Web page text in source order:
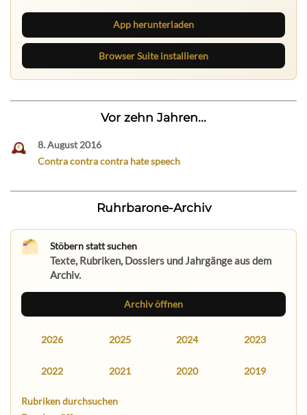
App herunterladen
Browser Suite installieren
Vor zehn Jahren...
8. August 2016
Contra contra contra hate speech
Ruhrbarone-Archiv
Stöbern statt suchen
Texte, Rubriken, Dossiers und Jahrgänge aus dem
Archiv.
Archiv öffnen
2026 2025 2024 2023
2022 2021 2020 2019
Rubriken durchsuchen